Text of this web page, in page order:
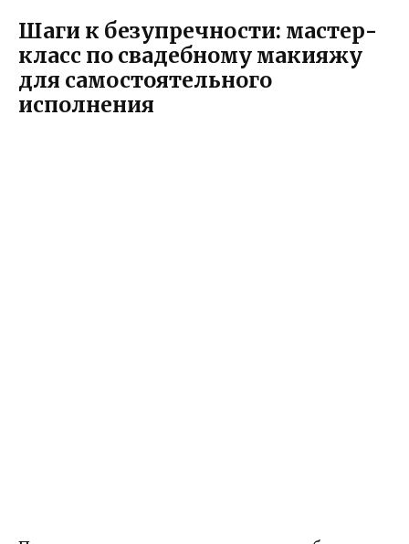
Шаги к безупречности: мастер-
класс по свадебному макияжу
для самостоятельного
исполнения